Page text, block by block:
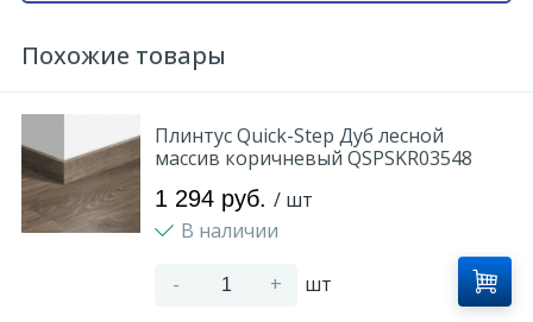
Похожие товары
Плинтус Quick-Step Дуб лесной
массив коричневый QSPSKR03548
1 294 руб. / шт
В наличии
- + шт